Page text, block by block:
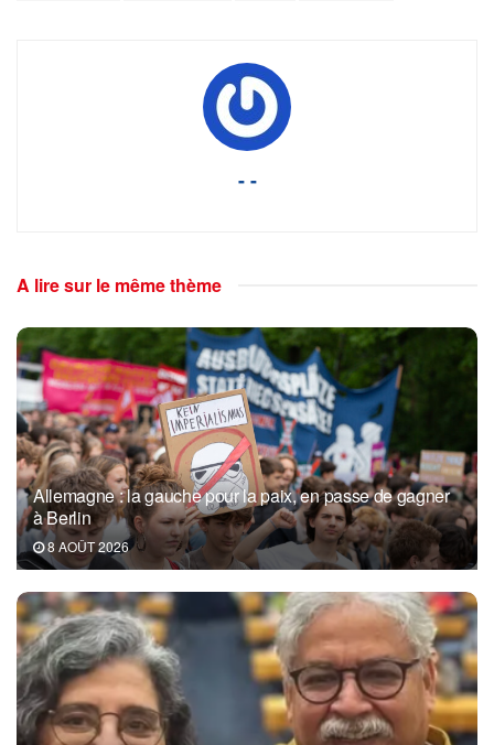
- -
A lire sur le même thème
Allemagne : la gauche pour la paix, en passe de gagner
à Berlin
8 AOÛT 2026